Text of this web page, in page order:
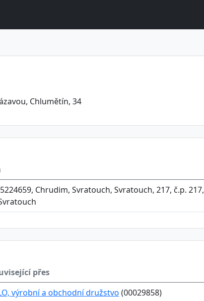
Chlumětín, 34
Chrudim, Svratouch, Svratouch, 217, č.p. 217,
přes
výrobní a obchodní družstvo (00029858)